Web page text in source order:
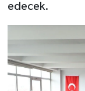
edecek.
Köşe
Kültür
Kütahya